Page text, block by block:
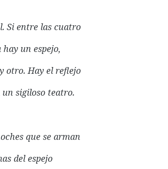
Si entre las cuatro
un espejo,
otro. Hay el reflejo
sigiloso teatro.
que se arman
del espejo